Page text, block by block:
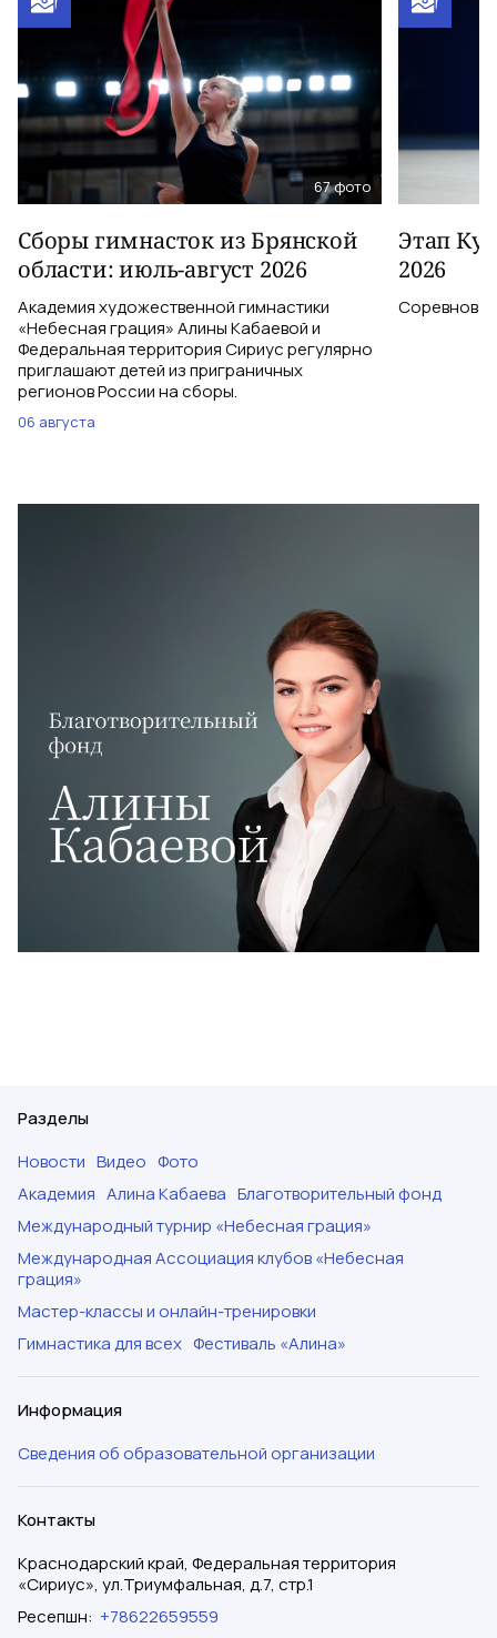
67фото
Сборы гимнасток из Брянской
области: июль-август 2026
Академия художественной гимнастики
«Небесная грация» Алины Кабаевой и
Федеральная территория Сириус регулярно
приглашают детей из приграничных
регионов России на сборы.
06 августа
Этап
2026
Разделы
Новости Видео Фото
Академия Алина Кабаева Благотворительный фонд
Международный турнир «Небесная грация»
Международная Ассоциация клубов «Небесная
грация»
Мастер-классы и онлайн-тренировки
Гимнастика для всех Фестиваль «Алина»
Информация
Сведения об образовательной организации
Контакты
Краснодарский край, Федеральная территория
«Сириус», ул.Триумфальная, д.7, стр.1
Ресепшн: +78622659559